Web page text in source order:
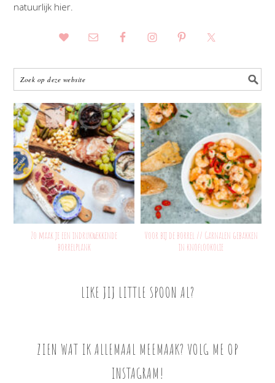
natuurlijk hier.
Zo maak je een indrukwekkende
borrelplank
Voor bij de borrel // Garnalen gebakken
in knoflookolie
LIKE JIJ LITTLE SPOON AL?
ZIEN WAT IK ALLEMAAL MEEMAAK? VOLG ME OP
INSTAGRAM!